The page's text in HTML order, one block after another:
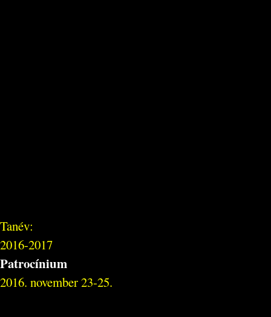
Tanév:
2016-2017
Patrocínium
2016. november 23-25.